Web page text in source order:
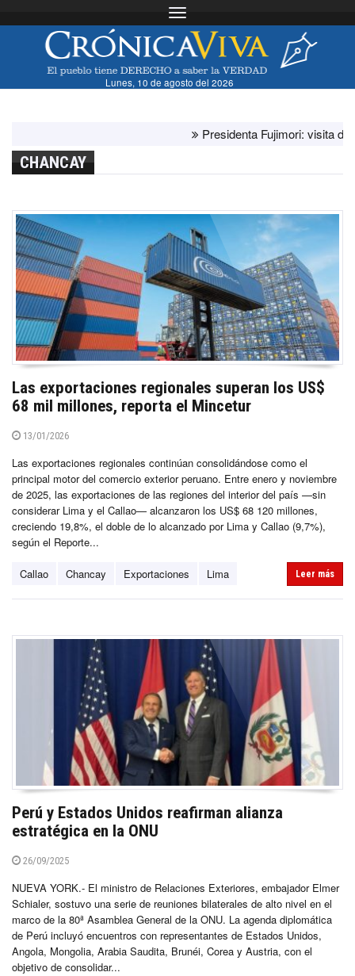
Toggle navigation
Lunes, 10 de agosto del 2026
Presidenta Fujimori: visita del
CHANCAY
Las exportaciones regionales superan los US$
68 mil millones, reporta el Mincetur
13/01/2026
Las exportaciones regionales continúan consolidándose como el
principal motor del comercio exterior peruano. Entre enero y noviembre
de 2025, las exportaciones de las regiones del interior del país —sin
considerar Lima y el Callao— alcanzaron los US$ 68 120 millones,
creciendo 19,8%, el doble de lo alcanzado por Lima y Callao (9,7%),
según el Reporte...
Callao Chancay Exportaciones Lima Leer más
Perú y Estados Unidos reafirman alianza
estratégica en la ONU
26/09/2025
NUEVA YORK.- El ministro de Relaciones Exteriores, embajador Elmer
Schialer, sostuvo una serie de reuniones bilaterales de alto nivel en el
marco de la 80ª Asamblea General de la ONU. La agenda diplomática
de Perú incluyó encuentros con representantes de Estados Unidos,
Angola, Mongolia, Arabia Saudita, Brunéi, Corea y Austria, con el
objetivo de consolidar...